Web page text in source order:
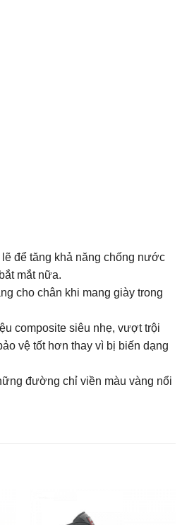
để tăng khả năng chống nước
mắt nữa.
cho chân khi mang giày trong
composite siêu nhẹ, vượt trội
vệ tốt hơn thay vì bị biến dạng
đường chỉ viền màu vàng nổi